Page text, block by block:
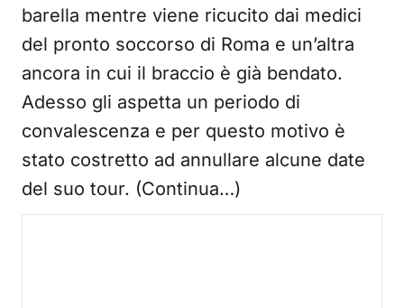
barella mentre viene ricucito dai medici
del pronto soccorso di Roma e un’altra
ancora in cui il braccio è già bendato.
Adesso gli aspetta un periodo di
convalescenza e per questo motivo è
stato costretto ad annullare alcune date
del suo tour. (Continua…)